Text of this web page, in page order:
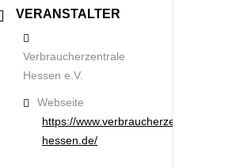
VERANSTALTER
Verbraucherzentrale
Hessen e.V.
Webseite
https://www.verbraucherzentrale-
hessen.de/